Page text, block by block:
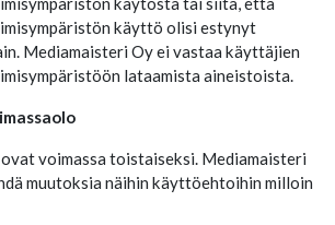
käyttö olisi estynyt
Mediamaisteri Oy ei vastaa käyttäjien
lataamista aineistoista.
voimassa toistaiseksi. Mediamaisteri
muutoksia näihin käyttöehtoihin milloin